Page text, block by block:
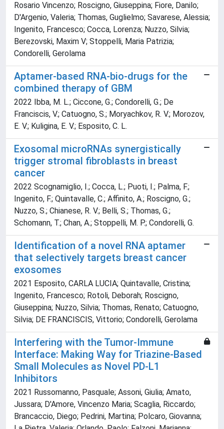
Rosario Vincenzo; Roscigno, Giuseppina; Fiore, Danilo;
D'Argenio, Valeria; Thomas, Guglielmo; Savarese, Alessia;
Ingenito, Francesco; Cocca, Lorenza; Nuzzo, Silvia;
Berezovski, Maxim V; Stoppelli, Maria Patrizia;
Condorelli, Gerolama
Aptamer-based RNA-bio-drugs for the
combined therapy of GBM
2022 Ibba, M. L.; Ciccone, G.; Condorelli, G.; De
Franciscis, V.; Catuogno, S.; Moryachkov, R. V.; Morozov,
E. V.; Kuligina, E. V.; Esposito, C. L.
Exosomal microRNAs synergistically
trigger stromal fibroblasts in breast
cancer
2022 Scognamiglio, I.; Cocca, L.; Puoti, I.; Palma, F.;
Ingenito, F.; Quintavalle, C.; Affinito, A.; Roscigno, G.;
Nuzzo, S.; Chianese, R. V.; Belli, S.; Thomas, G.;
Schomann, T.; Chan, A.; Stoppelli, M. P.; Condorelli, G.
Identification of a novel RNA aptamer
that selectively targets breast cancer
exosomes
2021 Esposito, CARLA LUCIA; Quintavalle, Cristina;
Ingenito, Francesco; Rotoli, Deborah; Roscigno,
Giuseppina; Nuzzo, Silvia; Thomas, Renato; Catuogno,
Silvia; DE FRANCISCIS, Vittorio; Condorelli, Gerolama
Interfering with the Tumor-Immune
Interface: Making Way for Triazine-Based
Small Molecules as Novel PD-L1
Inhibitors
2021 Russomanno, Pasquale; Assoni, Giulia; Amato,
Jussara; D'Amore, Vincenzo Maria; Scaglia, Riccardo;
Brancaccio, Diego; Pedrini, Martina; Polcaro, Giovanna;